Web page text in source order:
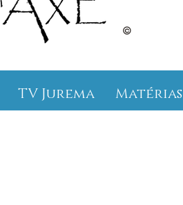
©
TV Jurema Matérias